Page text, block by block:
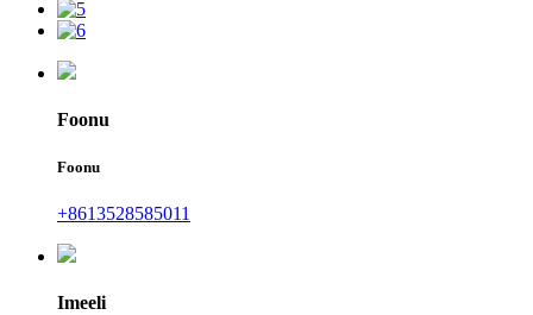
Foonu
Foonu
+8613528585011
Imeeli